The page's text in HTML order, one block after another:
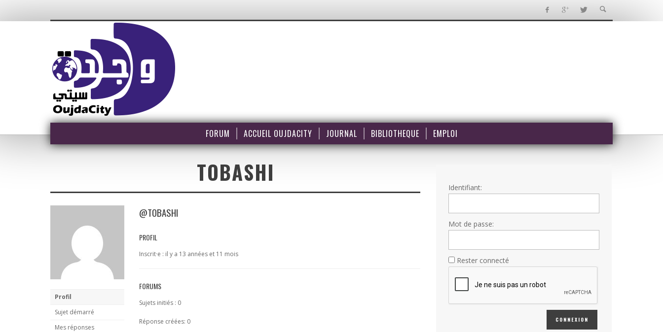
FORUM ACCUEIL OUJDACITY JOURNAL BIBLIOTHEQUE EMPLOI
TOBASHI
Profil
Sujet démarré
Mes réponses
@TOBASHI
PROFIL
Inscrit·e : il y a 13 années et 11 mois
FORUMS
Sujets initiés : 0
Réponse créées: 0
Identifiant:
Mot de passe:
Rester connecté
CONNEXION